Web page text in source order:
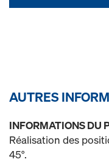
AUTRES
INFORMATIONS DU
Réalisation des
45°.